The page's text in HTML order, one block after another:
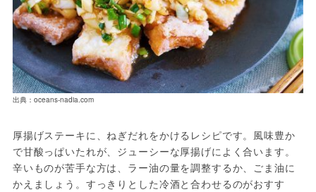
出典：oceans-nadia.com
厚揚げステーキに、ねぎだれをかけるレシピです。風味豊か
で甘酸っぱいたれが、ジューシーな厚揚げによく合います。
辛いものが苦手な方は、ラー油の量を調整するか、ごま油に
かえましょう。すっきりとした冷酒と合わせるのがおすす